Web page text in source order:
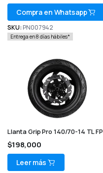
Compra en Whatsapp
SKU: PN007942
Entrega en 8 días hábiles*
Llanta Grip Pro 140/70-14 TL FP
$198,000
Leer más